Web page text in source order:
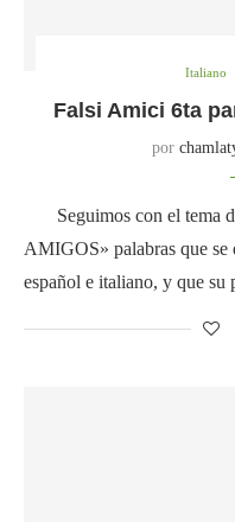
Italiano
Falsi Amici 6ta
por
Seguimos con el tema
AMIGOS» palabras que se
español e italiano, y que